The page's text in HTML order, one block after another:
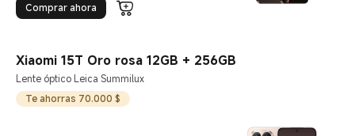
Comprar ahora
Xiaomi 15T Oro rosa 12GB + 256GB
Lente óptico Leica Summilux
Te ahorras 70.000 $